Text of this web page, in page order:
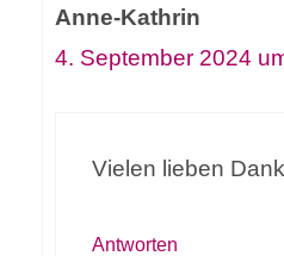
Anne-Kathrin
4. September 2024
Vielen lieben
Antworten